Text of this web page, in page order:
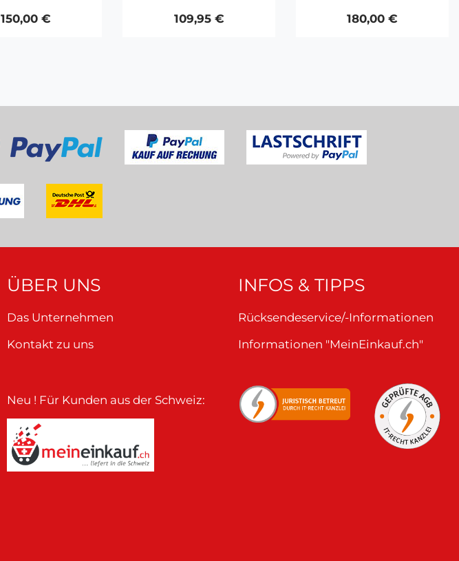
150,00 € 109,95 € 180,00 €
ÜBER UNS
Das Unternehmen
Kontakt zu uns
Neu ! Für Kunden aus der Schweiz:
INFOS & TIPPS
Rücksendeservice/-Informationen
Informationen "MeinEinkauf.ch"